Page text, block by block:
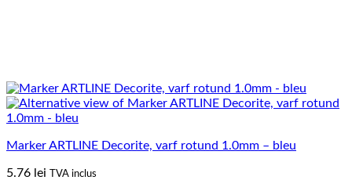
Marker ARTLINE Decorite, varf rotund 1.0mm – bleu
5.76 lei TVA inclus